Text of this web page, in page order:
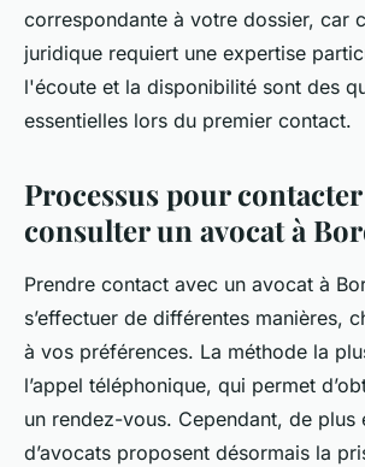
correspondante à votre dossier, car
juridique requiert une expertise
l'écoute et la disponibilité sont des
essentielles lors du premier contact.
Processus pour
consulter un avocat à
Prendre contact avec un avocat à
s’effectuer de différentes manières,
à vos préférences. La méthode la
l’appel téléphonique, qui permet
un rendez-vous. Cependant, de plus
d’avocats proposent désormais la